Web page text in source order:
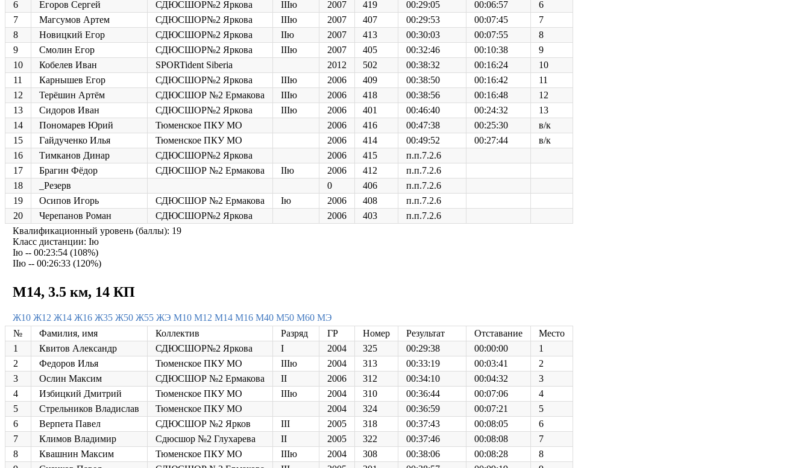
6
Егоров Сергей СДЮСШОР№2 Яркова IIIю 2007 419 00:29:05 00:06:57
6
7
Магсумов Артем СДЮСШОР№2 Яркова IIIю 2007 407 00:29:53 00:07:45
7
8
Новицкий Егор СДЮСШОР№2 Яркова IIю 2007 413 00:30:03 00:07:55
8
9
Смолин Егор СДЮСШОР№2 Яркова IIIю 2007 405 00:32:46 00:10:38
9
10
Кобелев Иван SPORTident Siberia 2012 502 00:38:32 00:16:24
10
11
Карнышев Егор СДЮСШОР№2 Яркова IIIю 2006 409 00:38:50 00:16:42
11
12
Терёшин Артём СДЮСШОР №2 Ермакова IIIю 2006 418 00:38:56 00:16:48
12
13
Сидоров Иван СДЮСШОР№2 Яркова IIIю 2006 401 00:46:40 00:24:32
13
14
Пономарев Юрий Тюменское ПКУ МО 2006 416 00:47:38 00:25:30
в/к
15
Гайдученко Илья Тюменское ПКУ МО 2006 414 00:49:52 00:27:44
в/к
16
Тимканов Динар СДЮСШОР№2 Яркова 2006 415
п.п.7.2.6
17
Брагин Фёдор СДЮСШОР №2 Ермакова IIю 2006 412
п.п.7.2.6
18
_Резерв 0 406
п.п.7.2.6
19
Осипов Игорь СДЮСШОР №2 Ермакова Iю 2006 408
п.п.7.2.6
20
Черепанов Роман СДЮСШОР№2 Яркова 2006 403
п.п.7.2.6
Квалификационный уровень (баллы): 19
Класс дистанции: Iю
Iю -- 00:23:54 (108%)
IIю -- 00:26:33 (120%)
М14, 3.5 км, 14 КП
Ж10 Ж12 Ж14 Ж16 Ж35 Ж50 Ж55 ЖЭ М10 М12 М14 М16 М40 М50 М60 МЭ
№
Фамилия, имя Коллектив Разряд ГР Номер Результат Отставание
Место
1
Квитов Александр СДЮСШОР№2 Яркова I 2004 325 00:29:38 00:00:00
1
2
Федоров Илья Тюменское ПКУ МО IIIю 2004 313 00:33:19 00:03:41
2
3
Ослин Максим СДЮСШОР №2 Ермакова II 2006 312 00:34:10 00:04:32
3
4
Избицкий Дмитрий Тюменское ПКУ МО IIIю 2004 310 00:36:44 00:07:06
4
5
Стрельников Владислав Тюменское ПКУ МО 2004 324 00:36:59 00:07:21
5
6
Верпета Павел СДЮСШОР №2 Ярков III 2005 318 00:37:43 00:08:05
6
7
Климов Владимир Сдюсшор №2 Глухарева II 2005 322 00:37:46 00:08:08
7
8
Квашнин Максим Тюменское ПКУ МО IIIю 2004 308 00:38:06 00:08:28
8